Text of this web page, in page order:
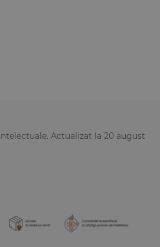
Actualizat la 20 august